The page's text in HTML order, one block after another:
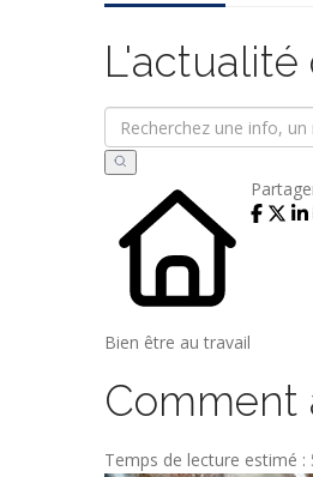
L'actualité
Bien être au travail
Comment
Temps de lecture estimé :